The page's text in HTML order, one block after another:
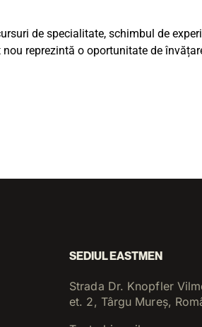
de specialitate, schimbul de
reprezintă o oportunitate de
SEDIUL EASTMEN
Strada Dr. Knopfler
et. 2, Târgu Mureș,